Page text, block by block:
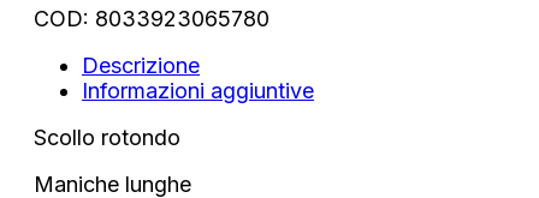
COD: 8033923065780
Descrizione
Informazioni aggiuntive
Scollo rotondo
Maniche lunghe